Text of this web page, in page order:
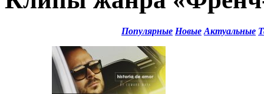
Популярные Новые Актуальные